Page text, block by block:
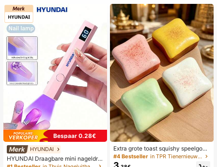
Bespaar 0.28€
HYUNDAI
HYUNDAI Draagbare mini nageldro
ger, oplaadbare handlamp UV/LED
Extra grote toast squishy speelgoe
d, superzachte boter toast stressve
rlichtend knijpspeelgoed, verkrijgba
#4 Bestseller in TPR Tienernieuwigheid en grappenspeelgoed